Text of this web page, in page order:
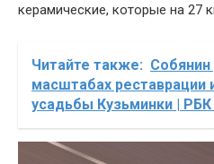
керамические, которые на 27
Читайте также: Собянин
масштабах реставрации
усадьбы Кузьминки |